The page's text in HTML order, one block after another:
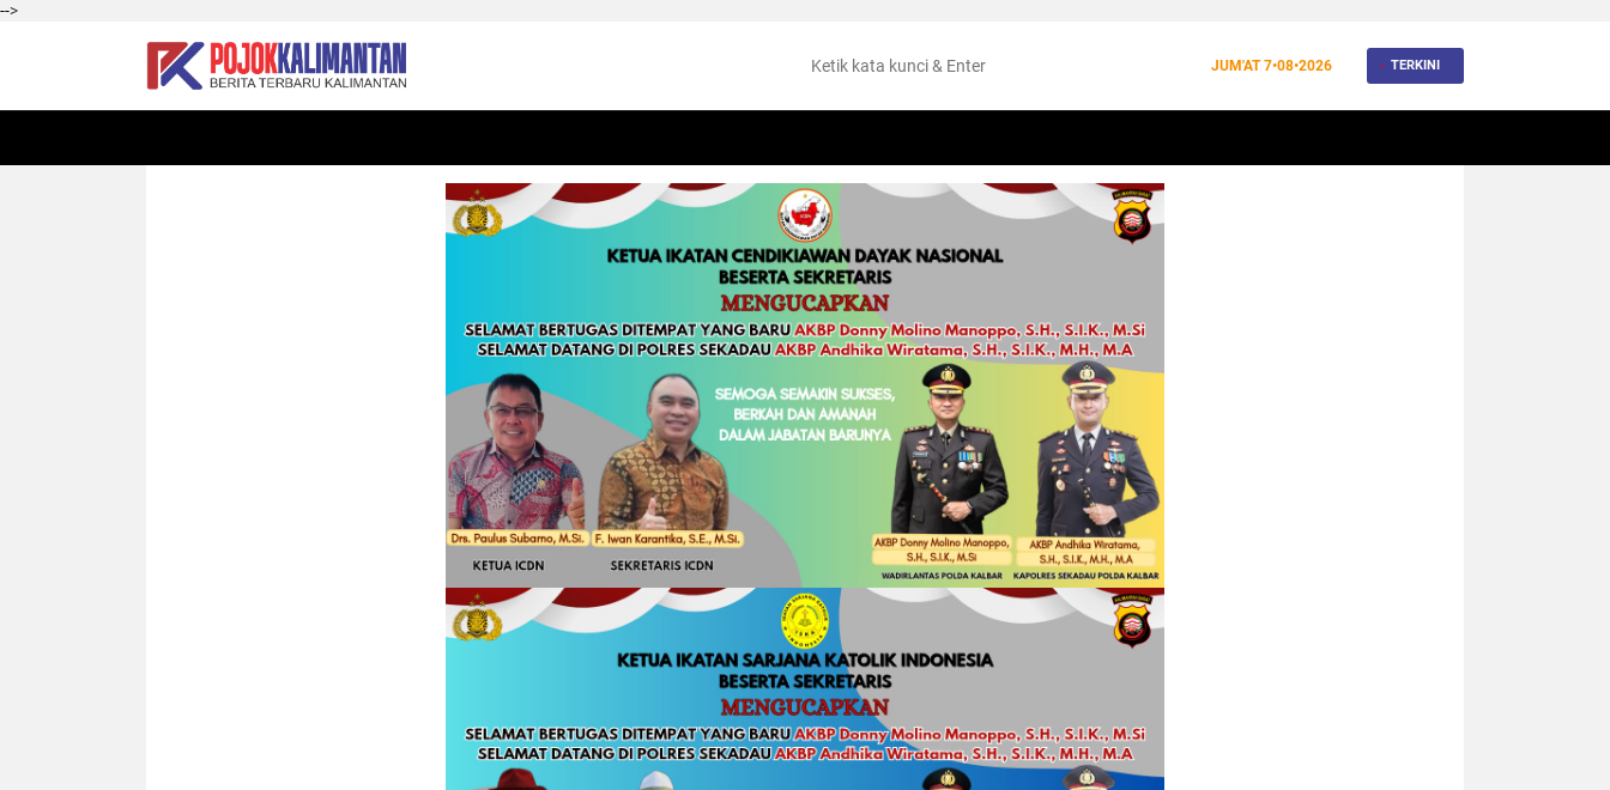
-->
JUM'AT7•08•2026 TERKINI